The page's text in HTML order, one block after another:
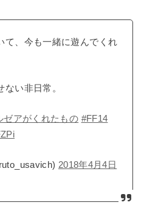
て、今も一緒に遊んでくれ
い非日常。
ゼアがくれたもの #FF14
2018年4月4日